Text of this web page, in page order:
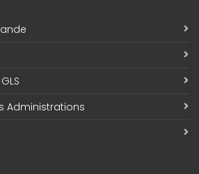
Administrations